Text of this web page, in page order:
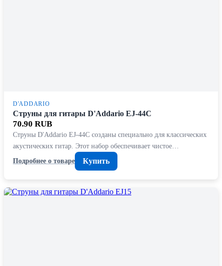
D'ADDARIO
Струны для гитары D'Addario EJ-44C
70.90 RUB
Струны D'Addario EJ-44C созданы специально для классических
акустических гитар. Этот набор обеспечивает чистое…
Подробнее о товаре
Купить